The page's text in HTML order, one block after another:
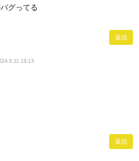
グってる
返信
19:13
返信